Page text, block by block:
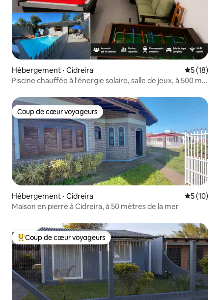
Hébergement ⋅ Cidreira
5 (18)
Piscine chauffée à l'énergie solaire, salle de jeux, à 500 m
Coup de cœur voyageurs
Coup de cœur voyageurs
Hébergement ⋅ Cidreira
5 (10)
Maison en pierre à Cidreira, à 50 mètres de la mer
Coups de cœur voyageurs les plus appréciés
Coup de cœur voyageurs